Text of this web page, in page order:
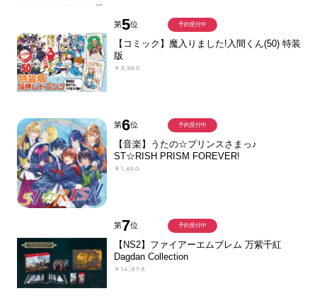
第5位
【コミック】魔入りました!入間くん(50) 特装
版
￥3,850
予約受付中
第6位
【音楽】うたの☆プリンスさまっ♪
ST☆RISH PRISM FOREVER!
￥1,650
予約受付中
第7位
【NS2】ファイアーエムブレム 万紫千紅
Dagdan Collection
￥14,979
予約受付中